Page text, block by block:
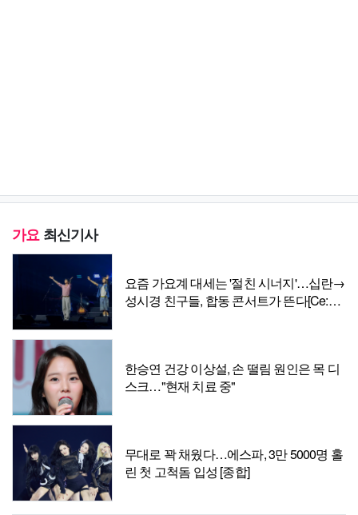
가요최신기사
요즘 가요계 대세는 '절친 시너지'…십란→
성시경 친구들, 합동 콘서트가 뜬다[Ce:포
한승연 건강 이상설, 손 떨림 원인은 목 디
스크…"현재 치료 중"
무대로 꽉 채웠다…에스파, 3만 5000명 홀
린 첫 고척돔 입성 [종합]